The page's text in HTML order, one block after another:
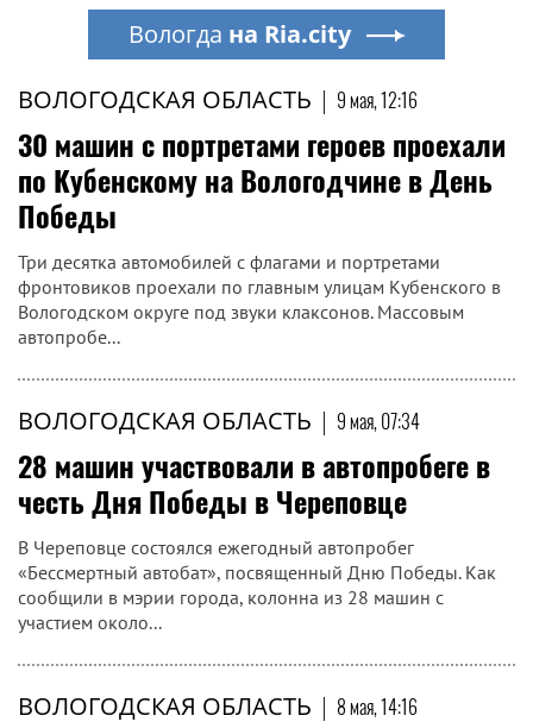
ВОЛОГОДСКАЯ ОБЛАСТЬ | 9 мая, 12:16
30 машин с портретами героев проехали
по Кубенскому на Вологодчине в День
Победы
Три десятка автомобилей с флагами и портретами
фронтовиков проехали по главным улицам Кубенского в
Вологодском округе под звуки клаксонов. Массовым
автопробе...
ВОЛОГОДСКАЯ ОБЛАСТЬ | 9 мая, 07:34
28 машин участвовали в автопробеге в
честь Дня Победы в Череповце
В Череповце состоялся ежегодный автопробег
«Бессмертный автобат», посвященный Дню Победы. Как
сообщили в мэрии города, колонна из 28 машин с
участием около...
ВОЛОГОДСКАЯ ОБЛАСТЬ | 8 мая, 14:16
Вологда на Ria.city